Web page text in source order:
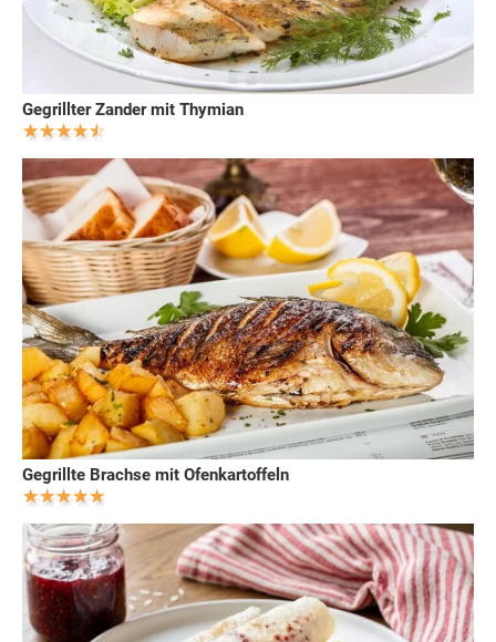
Gegrillter Zander mit Thymian
Gegrillte Brachse mit Ofenkartoffeln